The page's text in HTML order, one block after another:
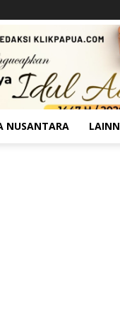
NUSANTARA